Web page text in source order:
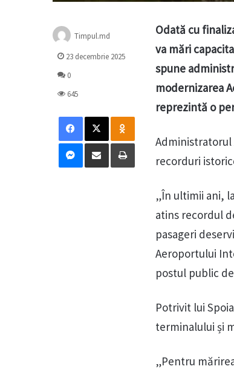
Odată cu
va mări
spune
modernizarea
reprezintă o
Administratorul
recorduri
„În ultimii ani,
atins recordul
pasageri
Aeroportului
postul public
Potrivit lui
terminalului și
„Pentru
Timpul.md
23 decembrie 2025
0
645
Facebook
X Odnoklassniki
Messenger
Distribuie prin mail Tipărește